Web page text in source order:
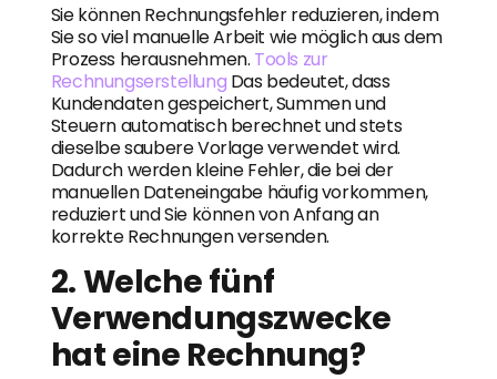
Sie können Rechnungsfehler reduzieren, indem
Sie so viel manuelle Arbeit wie möglich aus dem
Prozess herausnehmen. Tools zur
Rechnungserstellung Das bedeutet, dass
Kundendaten gespeichert, Summen und
Steuern automatisch berechnet und stets
dieselbe saubere Vorlage verwendet wird.
Dadurch werden kleine Fehler, die bei der
manuellen Dateneingabe häufig vorkommen,
reduziert und Sie können von Anfang an
korrekte Rechnungen versenden.
2. Welche fünf
Verwendungszwecke
hat eine Rechnung?